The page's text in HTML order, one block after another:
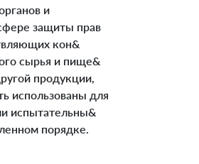
и
защиты прав
кон&
сырья и пище&
продукции,
использованы для
испытательны&
порядке.